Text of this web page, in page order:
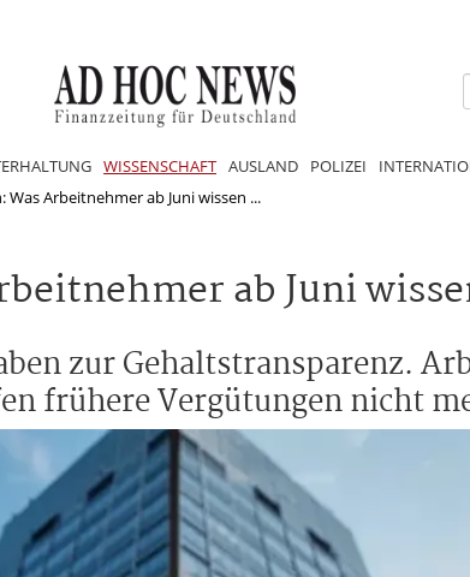
WISSENSCHAFT AUSLAND POLIZEI
Was Arbeitnehmer ab Juni wissen ...
ab Juni
zur Gehaltstransparenz.
frühere Vergütungen nicht